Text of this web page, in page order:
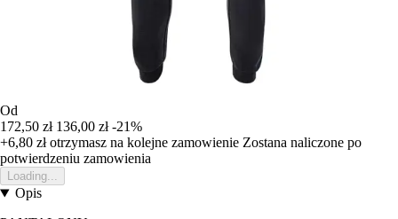
Od
172,50 zł 136,00 zł -21%
+6,80 złotrzymasz na kolejne zamowienie Zostana naliczone po
potwierdzeniu zamowienia
Loading...
Opis